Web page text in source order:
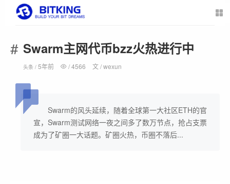
Swarm主网代币bzz火热进行中
头条 / 5年前 /4566 文 /wexun
Swarm的风头延续，随着全球第一大社区ETH的官
宣，Swarm测试网络一夜之间多了数万节点，抢占支票
成为了矿圈一大话题。矿圈火热，币圈不落后...